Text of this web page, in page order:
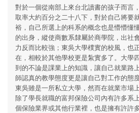
對於一個從南部上來台北讀書的孩子而言
取率大約百分之二十八下，對於自己將要
裕，自己所選上的科系的概念也是懵懵懂
的出身，縱使商數系隸屬於商學院，出社
力反而比較強；東吳大學樸實的校風，也
在，相較於其他學校更是紮實多了。大學
到的不論是課業上的知識，讓自己就業路
師認真的教學態度更是讓自己對工作的態
東吳雖是一所私立大學，然而在就業市場
除了學長就職的富邦保險公司內有許多系
個保險業界或其他行業裡，也是擁有許許